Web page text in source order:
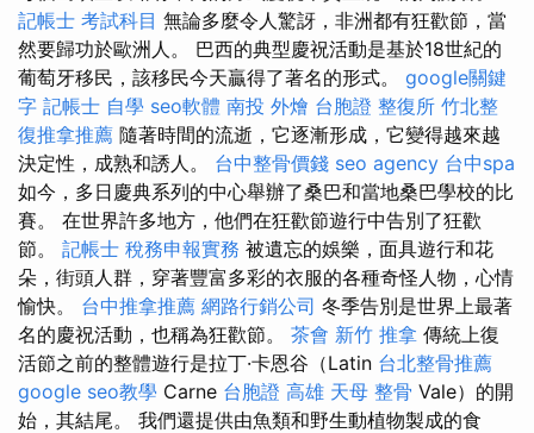
記帳士 考試科目 無論多麼令人驚訝，非洲都有狂歡節，當
然要歸功於歐洲人。 巴西的典型慶祝活動是基於18世紀的
葡萄牙移民，該移民今天贏得了著名的形式。 google關鍵
字 記帳士 自學 seo軟體 南投 外燴 台胞證 整復所 竹北整
復推拿推薦 隨著時間的流逝，它逐漸形成，它變得越來越
決定性，成熟和誘人。 台中整骨價錢 seo agency 台中spa
如今，多日慶典系列的中心舉辦了桑巴和當地桑巴學校的比
賽。 在世界許多地方，他們在狂歡節遊行中告別了狂歡
節。 記帳士 稅務申報實務 被遺忘的娛樂，面具遊行和花
朵，街頭人群，穿著豐富多彩的衣服的各種奇怪人物，心情
愉快。 台中推拿推薦 網路行銷公司 冬季告別是世界上最著
名的慶祝活動，也稱為狂歡節。 茶會 新竹 推拿 傳統上復
活節之前的整體遊行是拉丁·卡恩谷（Latin 台北整骨推薦
google seo教學 Carne 台胞證 高雄 天母 整骨 Vale）的開
始，其結尾。 我們還提供由魚類和野生動植物製成的食